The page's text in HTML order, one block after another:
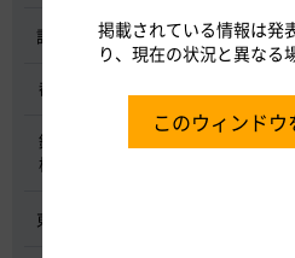
記者会見
都市間高速道路料金割引検討会
鋼少数主桁橋の床版下面吹付コンク
検討委員会
東名高速道路宇利トンネル照明灯具
掲載されている情報は発
り、現在の状況と異なる
このウィンドウ